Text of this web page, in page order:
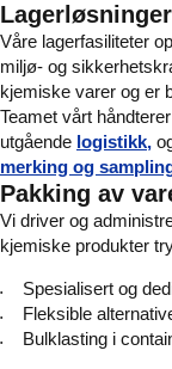
Lagerløsninger
Våre lagerfasiliteter
miljø- og
kjemiske varer og er
Teamet vårt
utgående logistikk,
merking og
Pakking av
Vi driver og
kjemiske produkter
Spesialisert og
Fleksible
Bulklasting i